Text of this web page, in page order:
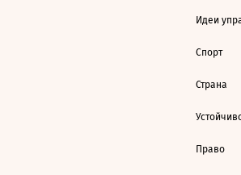
Идеи
Спорт
Страна
Право